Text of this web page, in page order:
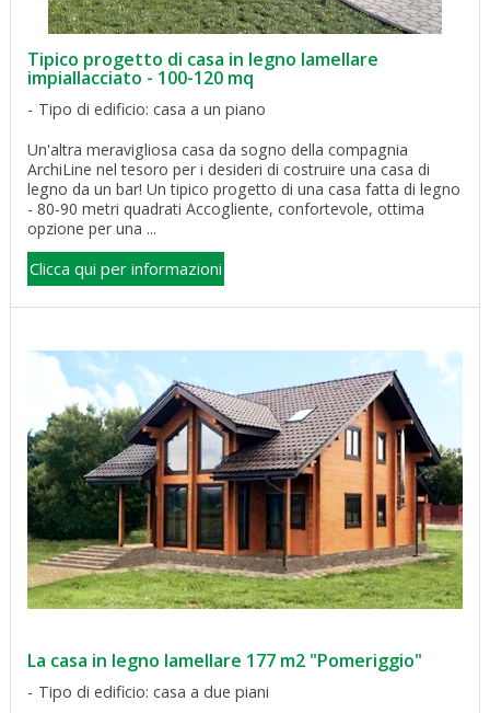
Tipico progetto di casa in legno lamellare
impiallacciato - 100-120 mq
Tipo di edificio: casa a un piano
Un'altra meravigliosa casa da sogno della compagnia
ArchiLine nel tesoro per i desideri di costruire una casa di
legno da un bar! Un tipico progetto di una casa fatta di legno
- 80-90 metri quadrati Accogliente, confortevole, ottima
opzione per una ...
Clicca qui per informazioni
La casa in legno lamellare 177 m2 "Pomeriggio"
Tipo di edificio: casa a due piani